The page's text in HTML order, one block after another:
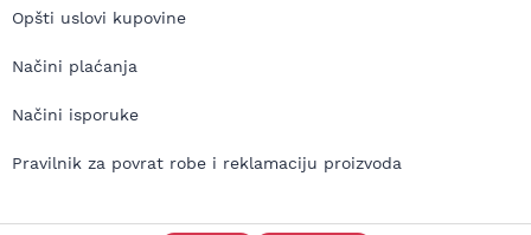
Opšti uslovi kupovine
Načini plaćanja
Načini isporuke
Pravilnik za povrat robe i reklamaciju proizvoda